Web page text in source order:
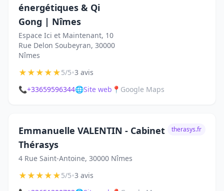
énergétiques & Qi
Gong | Nîmes
Espace Ici et Maintenant, 10
Rue Delon Soubeyran, 30000
Nîmes
★★★★★5/5•3 avis
📞+33659596344🌐Site web 📍 Google Maps
Emmanuelle VALENTIN - Cabinet
Thérasys
4 Rue Saint-Antoine, 30000 Nîmes
therasys.fr
★★★★★5/5•3 avis